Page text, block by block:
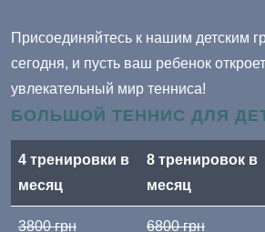
Присоединяйтесь к нашим детским
сегодня, и пусть ваш ребенок
увлекательный мир тенниса!
БОЛЬШОЙ ТЕННИС ДЛЯ
4 тренировки в
месяц
8 тренировок в
месяц
3800 грн 6800 грн